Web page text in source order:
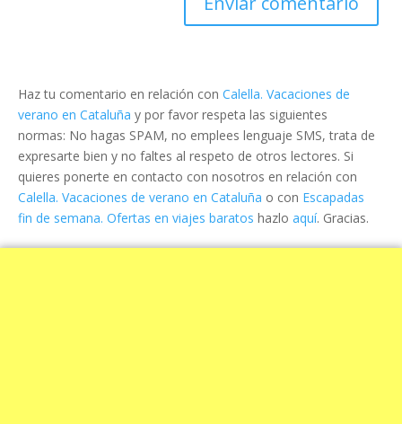
Haz tu comentario en relación con Calella. Vacaciones de
verano en Cataluña y por favor respeta las siguientes
normas: No hagas SPAM, no emplees lenguaje SMS, trata de
expresarte bien y no faltes al respeto de otros lectores. Si
quieres ponerte en contacto con nosotros en relación con
Calella. Vacaciones de verano en Cataluña o con Escapadas
fin de semana. Ofertas en viajes baratos hazlo aquí. Gracias.